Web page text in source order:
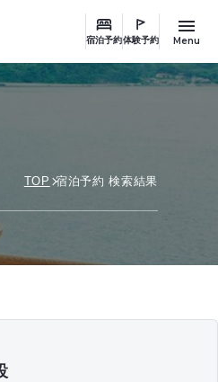
宿泊予約体験予約 Menu
TOP 宿泊予約 検索結果